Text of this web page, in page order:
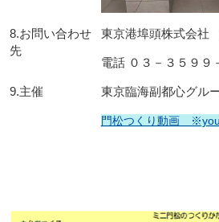
8.お問い合わせ
先
東京港埠頭株式会社
電話 ０３－３５９９
9.主催 東京臨海副都心グル
門松つくり動画